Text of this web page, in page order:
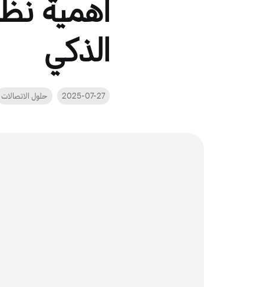
الذكي
2025-07-27 حلول الاتصالات